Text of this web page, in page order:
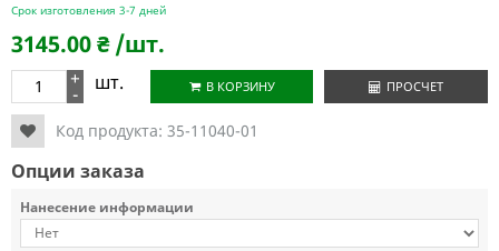
Срок изготовления 3-7 дней
3145.00₴ /шт.
+
- шт. В КОРЗИНУ ПРОСЧЕТ
Код продукта: 35-11040-01
Опции заказа
Нанесение информации